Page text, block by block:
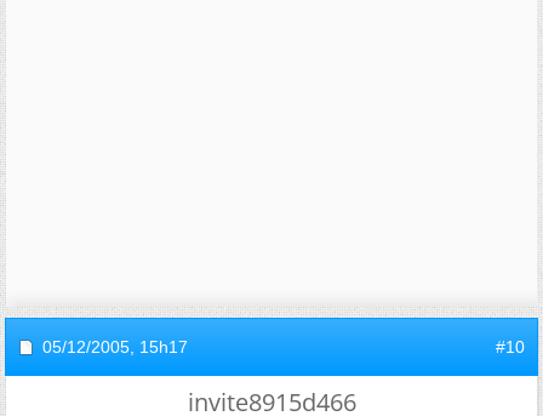
05/12/2005, 15h17 #10
invite8915d466